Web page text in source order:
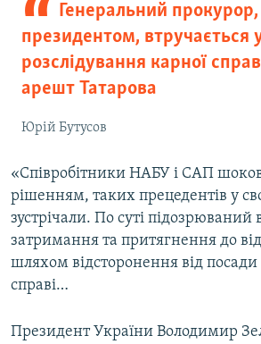
Генеральний
президентом, втручається
розслідування карної
арешт Татарова
Юрій Бутусов
«Співробітники НАБУ і САП
рішенням, таких прецедентів у
зустрічали. По суті підозрюваний
затримання та притягнення до
шляхом відсторонення від посади
справі…
Президент України Володимир